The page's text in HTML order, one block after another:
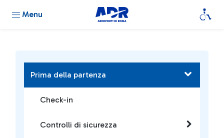
Menu
Prima della partenza
Check-in
Controlli di sicurezza